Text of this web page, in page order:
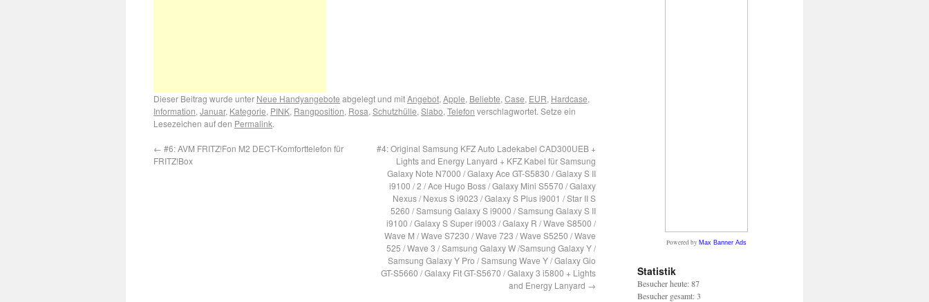
Dieser Beitrag wurde unter Neue Handyangebote abgelegt und mitAngebot, Apple, Beliebte, Case, EUR, Hardcase,
Information, Januar, Kategorie, PINK, Rangposition, Rosa, Schutzhülle, Slabo, Telefon verschlagwortet. Setze ein
Lesezeichen auf den Permalink.
← #6: AVM FRITZ!Fon M2 DECT-Komforttelefon für
FRITZ!Box
#4: Original Samsung KFZ Auto Ladekabel CAD300UEB +
Lights and Energy Lanyard + KFZ Kabel für Samsung
Galaxy Note N7000 / Galaxy Ace GT-S5830 / Galaxy S II
i9100 / 2 / Ace Hugo Boss / Galaxy Mini S5570 / Galaxy
Nexus / Nexus S i9023 / Galaxy S Plus i9001 / Star II S
5260 / Samsung Galaxy S i9000 / Samsung Galaxy S II
i9100 / Galaxy S Super i9003 / Galaxy R / Wave S8500 /
Wave M / Wave S7230 / Wave 723 / Wave S5250 / Wave
525 / Wave 3 / Samsung Galaxy W /Samsung Galaxy Y /
Samsung Galaxy Y Pro / Samsung Wave Y / Galaxy Gio
GT-S5660 / Galaxy Fit GT-S5670 / Galaxy 3 i5800 + Lights
and Energy Lanyard →
Powered by Max Banner Ads
Statistik
Besucher heute: 87
Besucher gesamt: 3